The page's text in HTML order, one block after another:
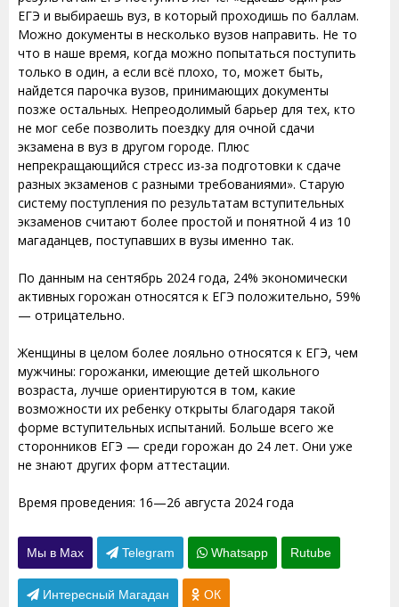
ЕГЭ и выбираешь вуз, в который проходишь по баллам.
Можно документы в несколько вузов направить. Не то
что в наше время, когда можно попытаться поступить
только в один, а если всё плохо, то, может быть,
найдется парочка вузов, принимающих документы
позже остальных. Непреодолимый барьер для тех, кто
не мог себе позволить поездку для очной сдачи
экзамена в вуз в другом городе. Плюс
непрекращающийся стресс из-за подготовки к сдаче
разных экзаменов с разными требованиями». Старую
систему поступления по результатам вступительных
экзаменов считают более простой и понятной 4 из 10
магаданцев, поступавших в вузы именно так.
По данным на сентябрь 2024 года, 24% экономически
активных горожан относятся к ЕГЭ положительно, 59%
— отрицательно.
Женщины в целом более лояльно относятся к ЕГЭ, чем
мужчины: горожанки, имеющие детей школьного
возраста, лучше ориентируются в том, какие
возможности их ребенку открыты благодаря такой
форме вступительных испытаний. Больше всего же
сторонников ЕГЭ — среди горожан до 24 лет. Они уже
не знают других форм аттестации.
Время проведения: 16—26 августа 2024 года
Мы в Max Telegram Whatsapp Rutube
Интересный Магадан ОК